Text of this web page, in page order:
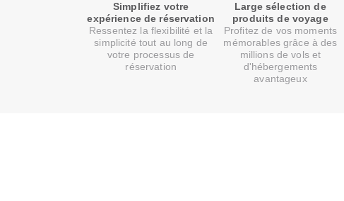
Simplifiez votre
expérience de réservation
Ressentez la flexibilité et la
simplicité tout au long de
votre processus de
réservation
Large sélection de
produits de voyage
Profitez de vos moments
mémorables grâce à des
millions de vols et
d'hébergements
avantageux